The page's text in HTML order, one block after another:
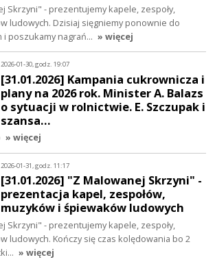
Skrzyni" - prezentujemy kapele, zespoły,
ludowych. Dzisiaj sięgniemy ponownie do
i poszukamy nagrań… » więcej
2026-01-30, godz. 19:07
[31.01.2026] Kampania cukrownicza i
plany na 2026 rok. Minister A. Balazs
o sytuacji w rolnictwie. E. Szczupak i
szansa…
» więcej
2026-01-31, godz. 11:17
[31.01.2026] "Z Malowanej Skrzyni" -
prezentacja kapel, zespołów,
muzyków i śpiewaków ludowych
Skrzyni" - prezentujemy kapele, zespoły,
ludowych. Kończy się czas kolędowania bo 2
» więcej